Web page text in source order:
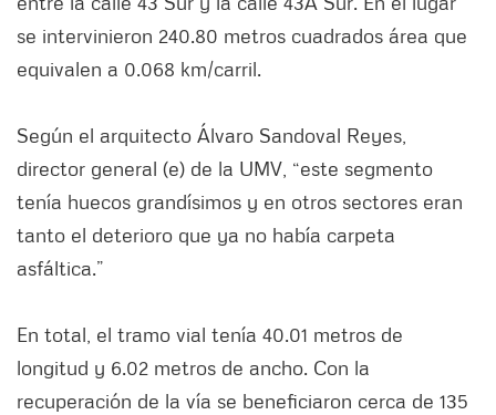
se intervinieron 240.80 metros cuadrados área que
equivalen a 0.068 km/carril.
Según el arquitecto Álvaro Sandoval Reyes,
director general (e) de la UMV, “este segmento
tenía huecos grandísimos y en otros sectores eran
tanto el deterioro que ya no había carpeta
asfáltica.”
En total, el tramo vial tenía 40.01 metros de
longitud y 6.02 metros de ancho. Con la
recuperación de la vía se beneficiaron cerca de 135